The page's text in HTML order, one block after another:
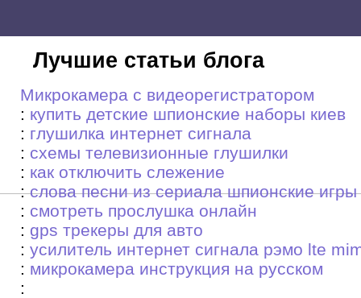
Лучшие статьи блога
Микрокамера с видеорегистратором
: купить детские шпионские наборы киев
: глушилка интернет сигнала
: схемы телевизионные глушилки
: как отключить слежение
:слова песни из сериала шпионские игры
: смотреть прослушка онлайн
: gps трекеры для авто
: усилитель интернет сигнала рэмо lte
: микрокамера инструкция на русском
: